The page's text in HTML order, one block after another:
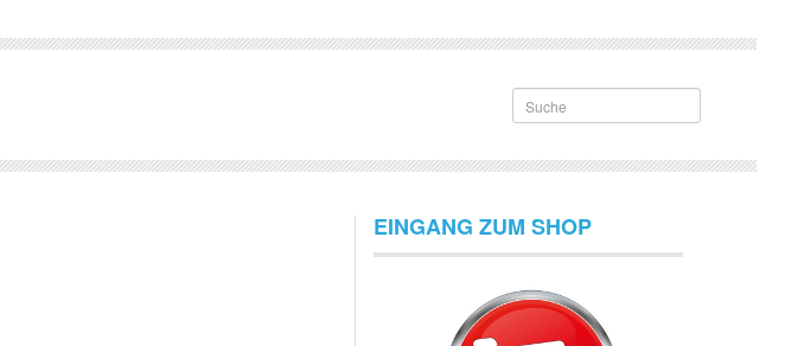
Suche
EINGANG ZUM SHOP